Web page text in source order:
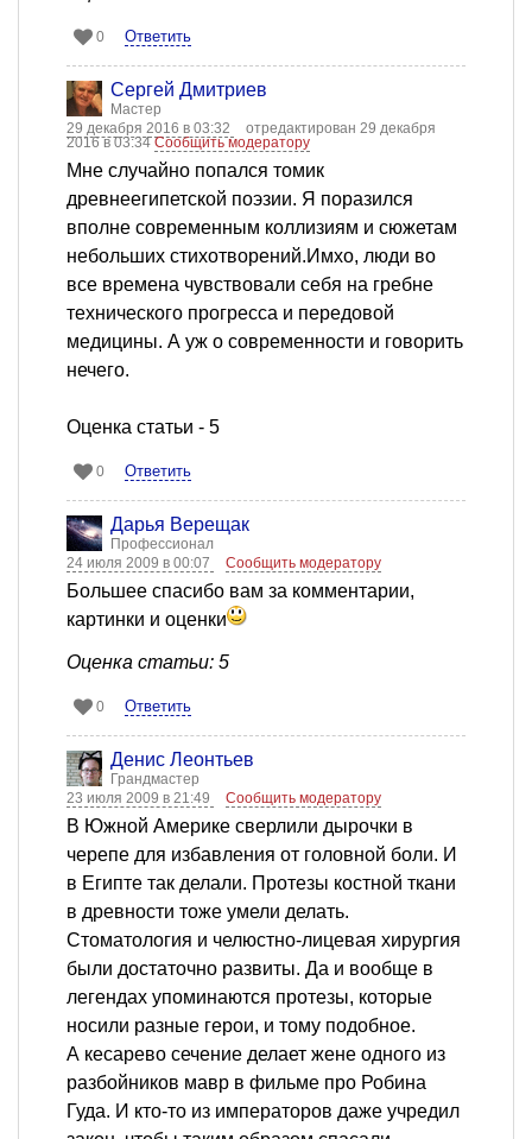
0 Ответить
Сергей Дмитриев
Мастер
29 декабря 2016 в 03:32
отредактирован 29 декабря
2016 в 03:34Сообщить модератору
Мне случайно попался томик
древнеегипетской поэзии. Я поразился
вполне современным коллизиям и сюжетам
небольших стихотворений.Имхо, люди во
все времена чувствовали себя на гребне
технического прогресса и передовой
медицины. А уж о современности и говорить
нечего.
Оценка статьи - 5
0 Ответить
Дарья Верещак
Профессионал
24 июля 2009 в 00:07
Сообщить модератору
Большее спасибо вам за комментарии,
картинки и оценки
Оценка статьи: 5
0 Ответить
Денис Леонтьев
Грандмастер
23 июля 2009 в 21:49
Сообщить модератору
В Южной Америке сверлили дырочки в
черепе для избавления от головной боли. И
в Египте так делали. Протезы костной ткани
в древности тоже умели делать.
Стоматология и челюстно-лицевая хирургия
были достаточно развиты. Да и вообще в
легендах упоминаются протезы, которые
носили разные герои, и тому подобное.
А кесарево сечение делает жене одного из
разбойников мавр в фильме про Робина
Гуда. И кто-то из императоров даже учредил